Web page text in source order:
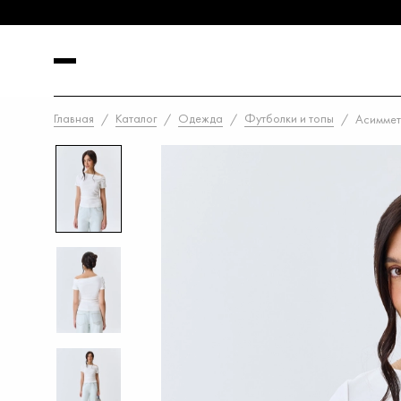
Главная
Каталог Одежда Футболки и топы